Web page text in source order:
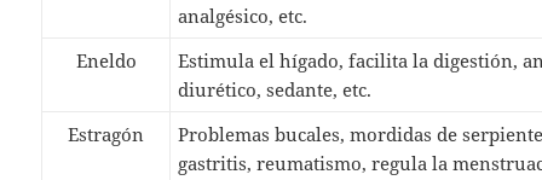
analgésico, etc.
Eneldo
Estimula el hígado, facilita la digestión,
diurético, sedante, etc.
Estragón
Problemas bucales, mordidas de
gastritis, reumatismo, regula la